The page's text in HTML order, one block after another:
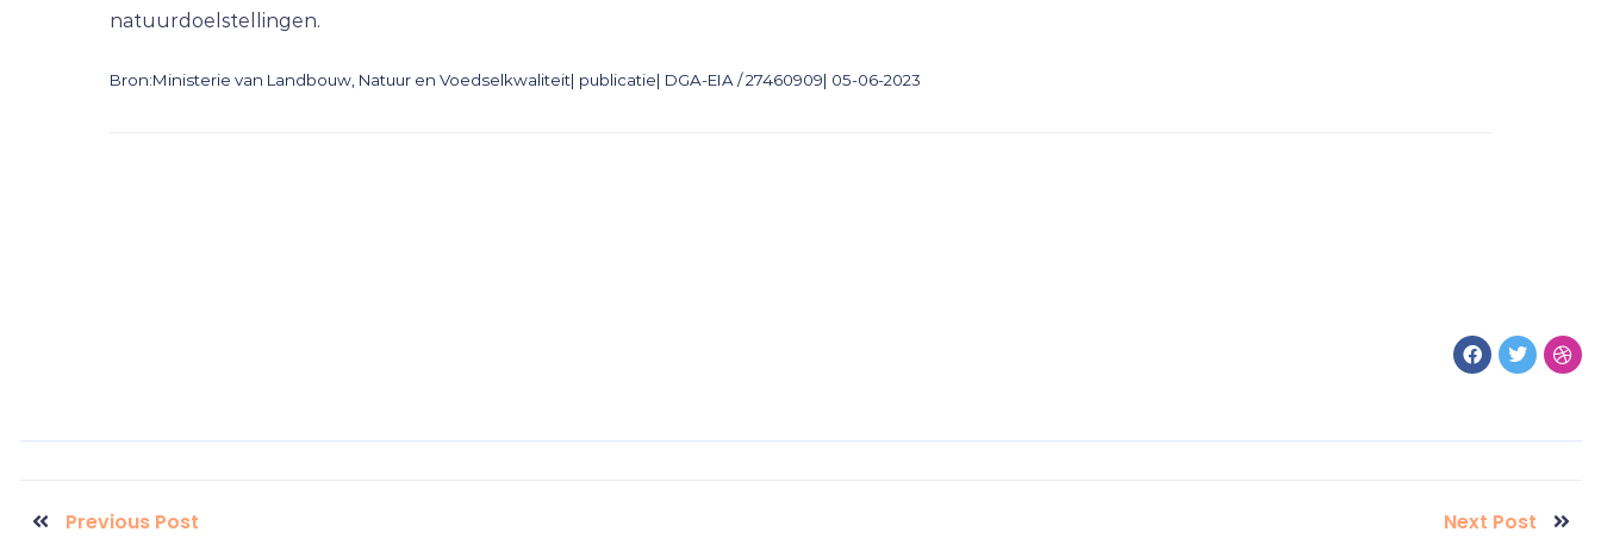
natuurdoelstellingen.
Bron:Ministerie van Landbouw, Natuur en Voedselkwaliteit| publicatie| DGA-EIA / 27460909| 05-06-2023
Previous Post Next Post